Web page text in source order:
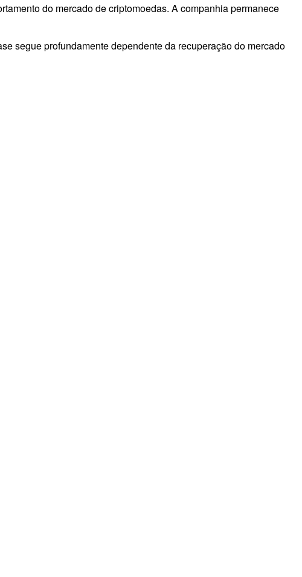
do mercado de criptomoedas. A companhia permanece
segue profundamente dependente da recuperação do mercado